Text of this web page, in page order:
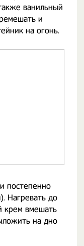
ванильный
и
на огонь.
постепенно
Нагревать до
крем вмешать
на дно